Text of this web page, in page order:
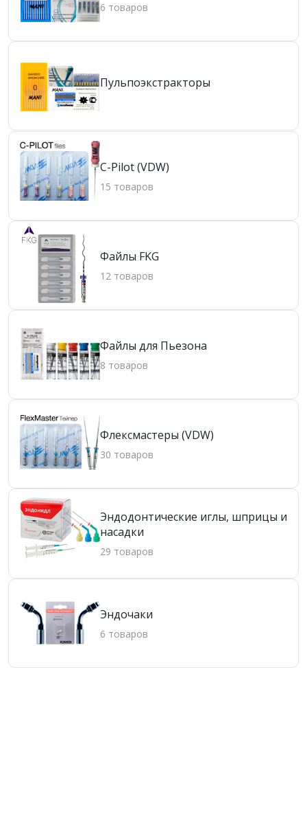
6 товаров
Пульпоэкстракторы
С-Рilot (VDW)
15 товаров
Файлы FKG
12 товаров
Файлы для Пьезона
8 товаров
Флексмастеры (VDW)
30 товаров
Эндодонтические иглы, шприцы и
насадки
29 товаров
Эндочаки
6 товаров